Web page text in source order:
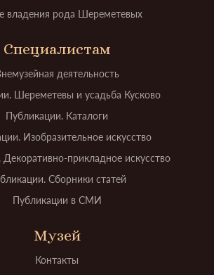
владения рода Шереметевых
Специалистам
деятельность
Шереметевы и усадьба Кусково
Публикации. Каталоги
Изобразительное искусство
прикладное искусство
Сборники статей
Публикации в СМИ
Музей
Контакты